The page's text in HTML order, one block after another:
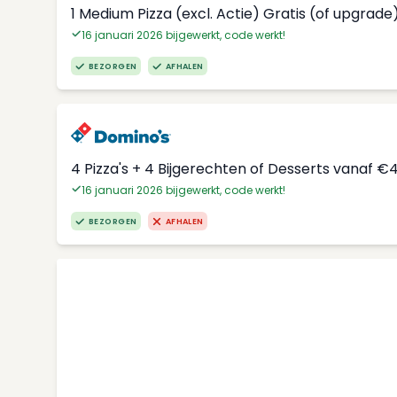
1 Medium Pizza (excl. Actie) Gratis (of
16 januari 2026 bijgewerkt, code werkt!
BEZORGEN AFHALEN
4 Pizza's + 4 Bijgerechten of Desserts vanaf
16 januari 2026 bijgewerkt, code werkt!
BEZORGEN AFHALEN